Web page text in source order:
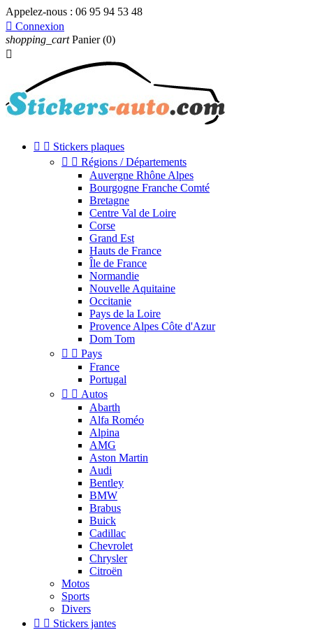
Appelez-nous : 06 95 94 53 48
 Connexion
shopping_cart Panier (0)

  Stickers plaques
  Régions / Départements
Auvergne Rhône Alpes
Bourgogne Franche Comté
Bretagne
Centre Val de Loire
Corse
Grand Est
Hauts de France
Île de France
Normandie
Nouvelle Aquitaine
Occitanie
Pays de la Loire
Provence Alpes Côte d'Azur
Dom Tom
  Pays
France
Portugal
  Autos
Abarth
Alfa Roméo
Alpina
AMG
Aston Martin
Audi
Bentley
BMW
Brabus
Buick
Cadillac
Chevrolet
Chrysler
Citroën
Motos
Sports
Divers
  Stickers jantes